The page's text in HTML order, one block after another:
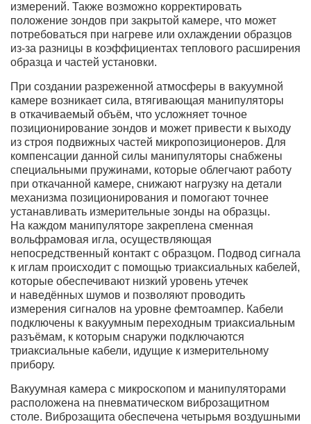
измерений. Также возможно корректировать
положение зондов при закрытой камере, что может
потребоваться при нагреве или охлаждении образцов
из-за разницы в коэффициентах теплового расширения
образца и частей установки.
При создании разреженной атмосферы в вакуумной
камере возникает сила, втягивающая манипуляторы
в откачиваемый объём, что усложняет точное
позиционирование зондов и может привести к выходу
из строя подвижных частей микропозиционеров. Для
компенсации данной силы манипуляторы снабжены
специальными пружинами, которые облегчают работу
при откачанной камере, снижают нагрузку на детали
механизма позиционирования и помогают точнее
устанавливать измерительные зонды на образцы.
На каждом манипуляторе закреплена сменная
вольфрамовая игла, осуществляющая
непосредственный контакт с образцом. Подвод сигнала
к иглам происходит с помощью триаксиальных кабелей,
которые обеспечивают низкий уровень утечек
и наведённых шумов и позволяют проводить
измерения сигналов на уровне фемтоампер. Кабели
подключены к вакуумным переходным триаксиальным
разъёмам, к которым снаружи подключаются
триаксиальные кабели, идущие к измерительному
прибору.
Вакуумная камера с микроскопом и манипуляторами
расположена на пневматическом виброзащитном
столе. Виброзащита обеспечена четырьмя воздушными